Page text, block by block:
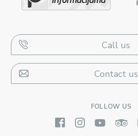
Call us
Contact us
FOLLOW US